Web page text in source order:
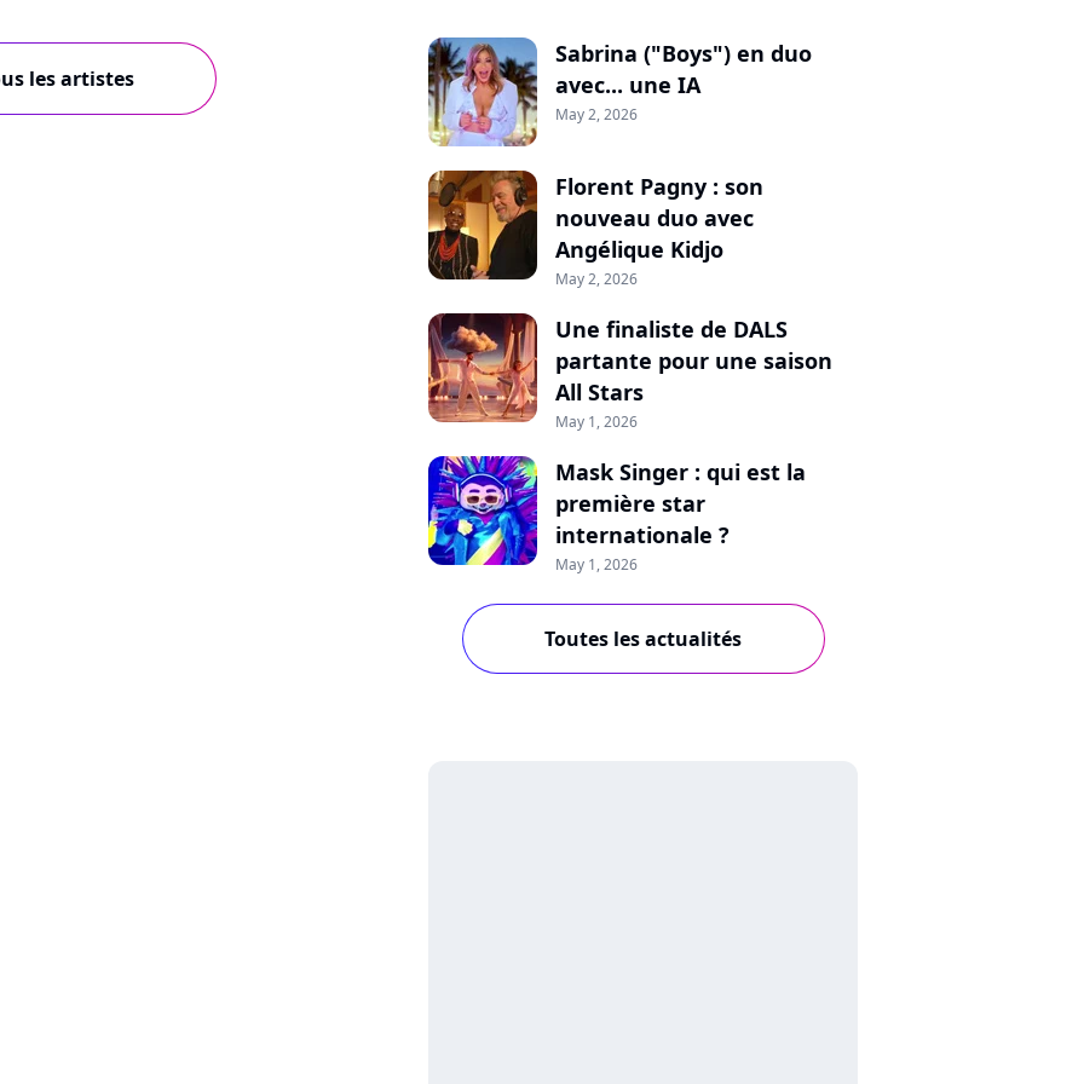
les artistes
Sabrina ("Boys") en duo
avec... une IA
May 2, 2026
Florent Pagny : son
nouveau duo avec
Angélique Kidjo
May 2, 2026
Une finaliste de DALS
partante pour une saison
All Stars
May 1, 2026
Mask Singer : qui est la
première star
internationale ?
May 1, 2026
Toutes les actualités